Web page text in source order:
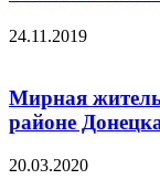
24.11.2019
Мирная
районе
20.03.2020